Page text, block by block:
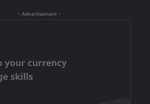
- Advertisement -